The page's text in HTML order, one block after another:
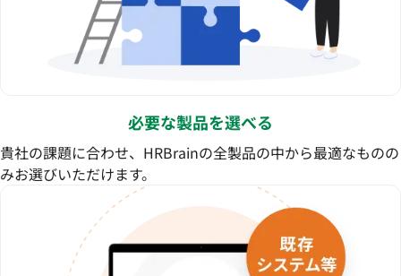
必要な製品を選べる
貴社の課題に合わせ、HRBrainの全製品の中から最適なものの
みお選びいただけます。